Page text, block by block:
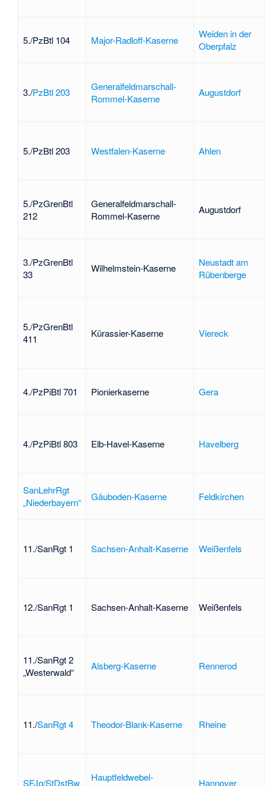
5./PzBtl 104 Major-Radloff-Kaserne
Weiden in der
Oberpfalz
3./PzBtl 203
Generalfeldmarschall-
Rommel-Kaserne
Augustdorf
5./PzBtl 203 Westfalen-Kaserne Ahlen
5./PzGrenBtl
212
Generalfeldmarschall-
Rommel-Kaserne
Augustdorf
3./PzGrenBtl
33
Wilhelmstein-Kaserne
Neustadt am
Rübenberge
5./PzGrenBtl
411
Kürassier-Kaserne Viereck
4./PzPiBtl 701 Pionierkaserne Gera
4./PzPiBtl 803 Elb-Havel-Kaserne Havelberg
SanLehrRgt
„Niederbayern“
Gäuboden-Kaserne Feldkirchen
11./SanRgt 1 Sachsen-Anhalt-Kaserne Weißenfels
12./SanRgt 1 Sachsen-Anhalt-Kaserne Weißenfels
11./SanRgt 2
„Westerwald“
Alsberg-Kaserne Rennerod
11./SanRgt 4 Theodor-Blank-Kaserne Rheine
SFJg/StDstBw
Hauptfeldwebel-
Hannover